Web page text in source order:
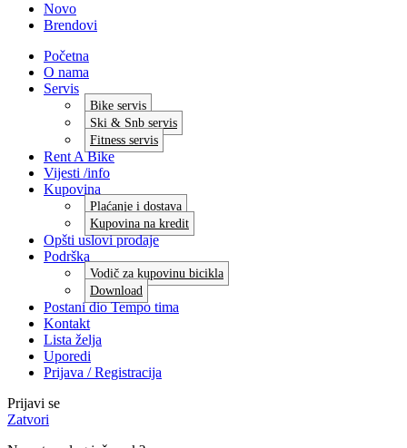
Novo
Brendovi
Početna
O nama
Servis
Bike servis
Ski & Snb servis
Fitness servis
Rent A Bike
Vijesti /info
Kupovina
Plaćanje i dostava
Kupovina na kredit
Opšti uslovi prodaje
Podrška
Vodič za kupovinu bicikla
Download
Postani dio Tempo tima
Kontakt
Lista želja
Uporedi
Prijava / Registracija
Prijavi se
Zatvori